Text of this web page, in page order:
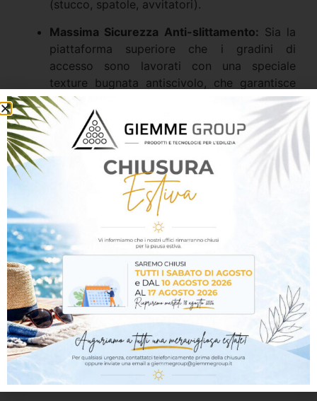
(stucco, spatole, avvitatori).
Massima Sicurezza Anti-slittamento: Sia la
piattaforma superiore che i gradini di
accesso sono lavorati con una speciale
texture bugnata antiscivolo, che garantisce
una presa salda della calzatura anche in
presenza di polvere di gesso o umidità.
Struttura in Alluminio Leggera:Facile da
movimentare all’interno del cantiere, da
caricare sui mezzi di trasporto e da riporre in
magazzino con il minimo ingombro.
Campi di Applicazione
Strumento indispensabile e altamente
raccomandato per artigiani, cartongessisti, pittori
edili e impiantisti:
Stuccatura, rasatura e carteggiatura di giunti
su pareti e controsoffitti in cartongesso.
Tinteggiatura, decorazione d’interni e
applicazione di rivestimenti murali.